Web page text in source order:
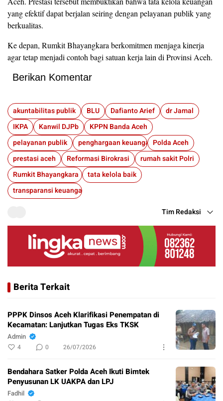
yang efektif dapat berjalan seiring dengan pelayanan publik yang
berkualitas.
Ke depan, Rumkit Bhayangkara berkomitmen menjaga kinerja
agar tetap menjadi contoh bagi satuan kerja lain di Provinsi Aceh.
Berikan Komentar
akuntabilitas publik BLU Dafianto Arief
dr Jamal
IKPA
Kanwil DJPb
KPPN Banda Aceh
pelayanan publik
penghargaan keuangan Polda Aceh
prestasi aceh
Reformasi Birokrasi
rumah sakit Polri
Rumkit Bhayangkara
tata kelola baik
transparansi keuangan
Tim Redaksi
Berita Terkait
PPPK Dinsos Aceh Klarifikasi Penempatan di
Kecamatan: Lanjutkan Tugas Eks TKSK
Admin
4 0 26/07/2026
Bendahara Satker Polda Aceh Ikuti Bimtek
Penyusunan LK UAKPA dan LPJ
Fadhil